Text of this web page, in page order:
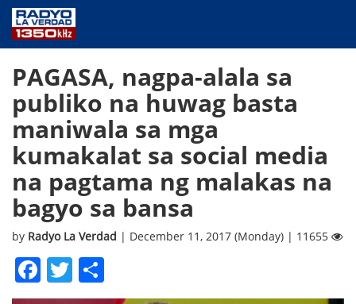
PUBLIC SERVICE
ANNOUNCEMENTS
PROGRAMS
ABOUT
CONTACT US
PAGASA, nagpa-alala sa
publiko na huwag basta
maniwala sa mga
kumakalat sa social media
na pagtama ng malakas na
bagyo sa bansa
by Radyo La Verdad | December 11, 2017 (Monday) | 11655
Facebook
Twitter